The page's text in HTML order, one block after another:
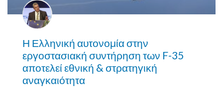
Η Ελληνική αυτονομία στην
εργοστασιακή συντήρηση των F-35
αποτελεί εθνική & στρατηγική
αναγκαιότητα